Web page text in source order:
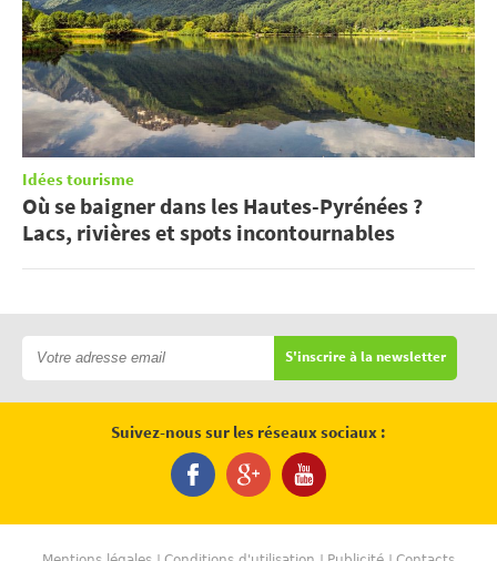
Idées tourisme
Où se baigner dans les Hautes-Pyrénées ?
Lacs, rivières et spots incontournables
S'inscrire à la newsletter
Suivez-nous sur les réseaux sociaux :